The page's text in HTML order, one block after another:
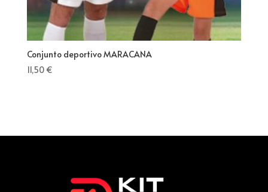
Conjunto deportivo MARACANA
11,50€